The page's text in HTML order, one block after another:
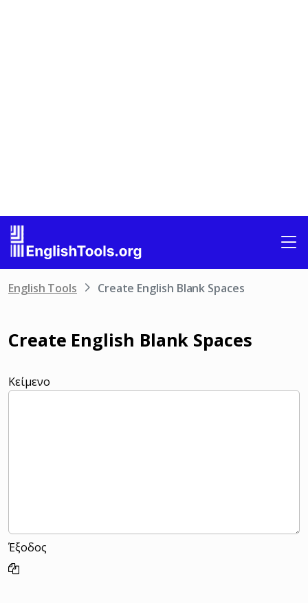
English Tools Create English Blank Spaces
Create English Blank Spaces
Κείμενο
Έξοδος